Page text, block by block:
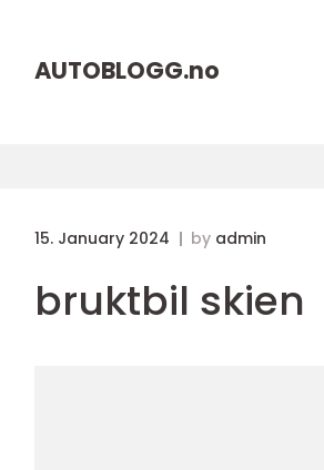
AUTOBLOGG.no
15. January 2024 by admin
bruktbil skien